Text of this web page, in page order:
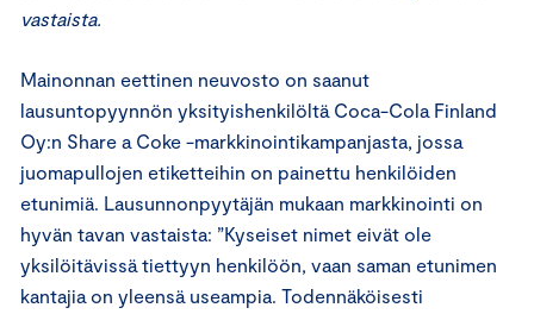
vastaista.
Mainonnan eettinen neuvosto on saanut
lausuntopyynnön yksityishenkilöltä Coca-Cola Finland
Oy:n Share a Coke -markkinointikampanjasta, jossa
juomapullojen etiketteihin on painettu henkilöiden
etunimiä. Lausunnonpyytäjän mukaan markkinointi on
hyvän tavan vastaista: ”Kyseiset nimet eivät ole
yksilöitävissä tiettyyn henkilöön, vaan saman etunimen
kantajia on yleensä useampia. Todennäköisesti